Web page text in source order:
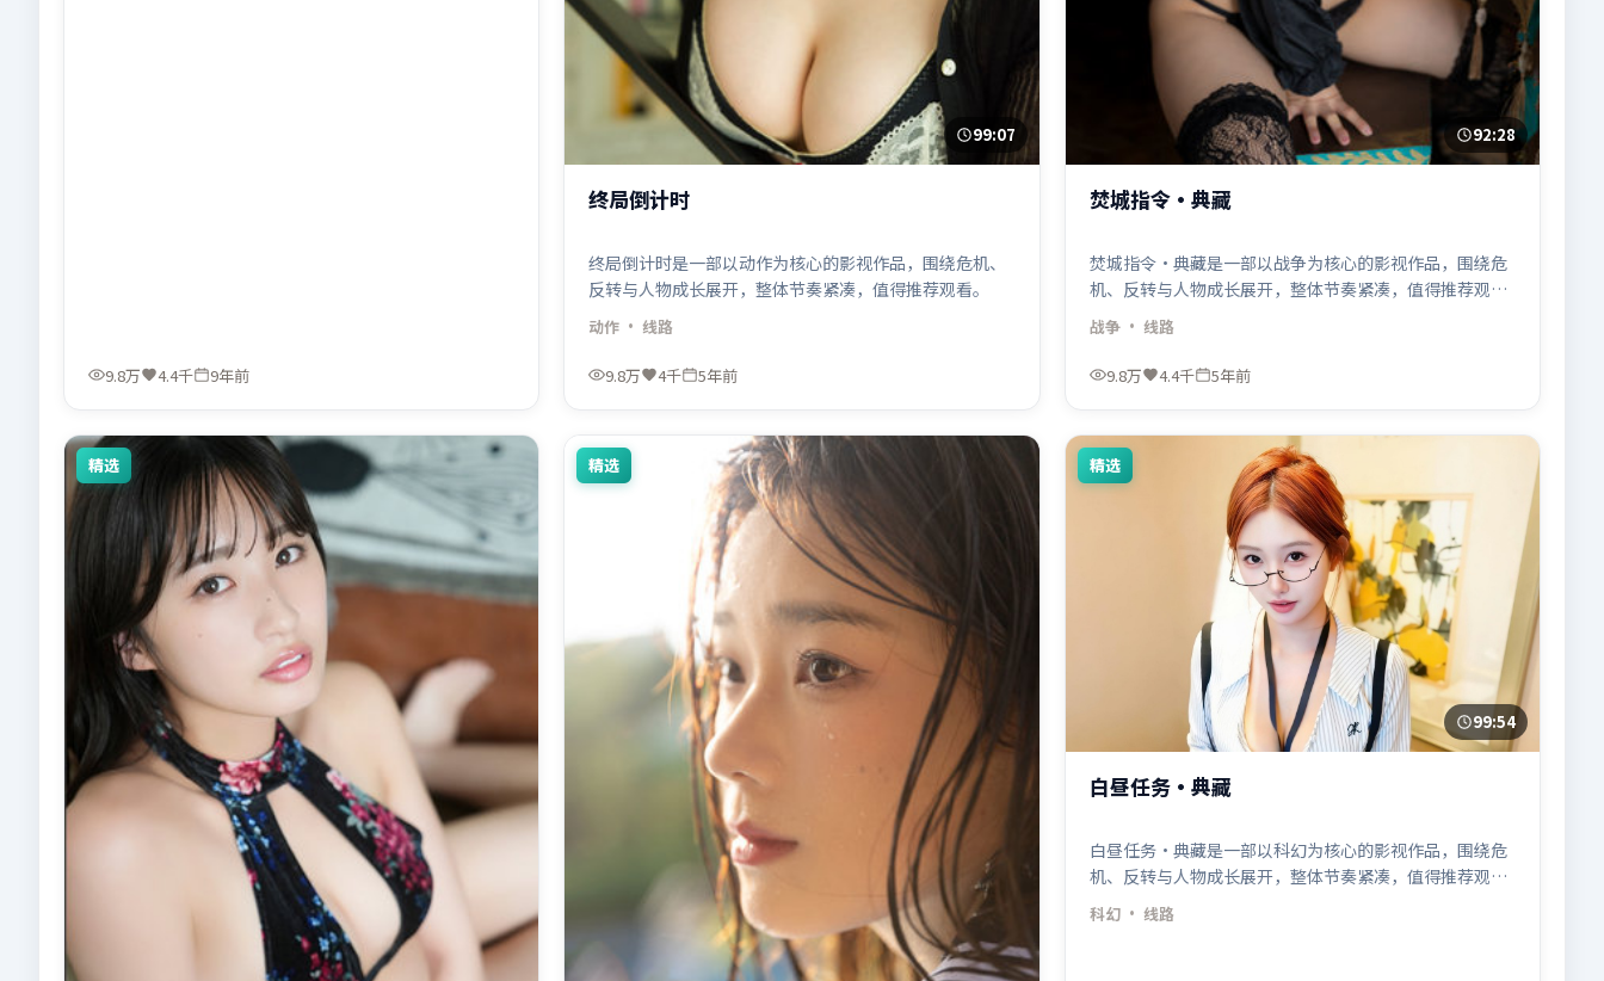
9.8万 4.4千 9年前
99:07
终局倒计时
终局倒计时是一部以动作为核心的影视作品，围绕危机、
反转与人物成长展开，整体节奏紧凑，值得推荐观看。
动作 · 线路
9.8万 4千 5年前
92:28
焚城指令·典藏
焚城指令·典藏是一部以战争为核心的影视作品，围绕危
机、反转与人物成长展开，整体节奏紧凑，值得推荐观
看。
战争· 线路
9.8万 4.4千 5年前
精选 精选 精选
99:54
白昼任务·典藏
白昼任务·典藏是一部以科幻为核心的影视作品，围绕危
机、反转与人物成长展开，整体节奏紧凑，值得推荐观
看。
科幻· 线路